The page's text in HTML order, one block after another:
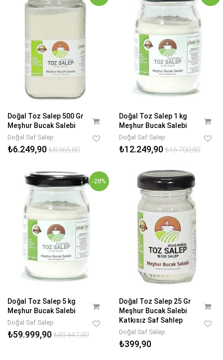
Doğal Toz Salep 500 Gr
Meşhur Bucak Salebi
Doğal Saf Salep
₺6.249,90₺8.365,80
Doğal Toz Salep 1 kg
Meşhur Bucak Salebi
Doğal Saf Salep
₺12.249,90₺16.700,80
-28%
Doğal Toz Salep 5 kg
Meşhur Bucak Salebi
Doğal Saf Salep
₺59.999,90₺83.447,80
Doğal Toz Salep 25 Gr
Meşhur Bucak Salebi
Katkısız Saf Sahlep
Doğal Saf Salep
₺399,90